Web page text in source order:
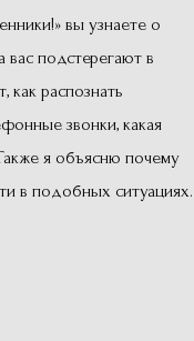
вы узнаете о
подстерегают в
как распознать
звонки, какая
я объясню почему
в подобных ситуациях.